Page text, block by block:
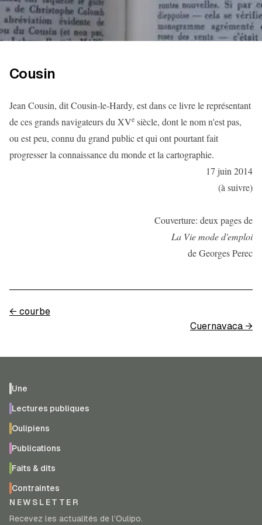
Cousin
Jean Cousin, dit Cousin-le-Hardy, est dans ce livre le représentant
de ces grands navigateurs du XVe siècle, dont le nom n'est pas,
ou est peu, connu du grand public et qui ont pourtant fait
progresser la connaissance du monde et la cartographie.
17 juin 2014
(à suivre)
Couverture: deux pages de
La Vie mode d'emploi
de Georges Perec
← courbe
Cuernavaca →
Une
Lectures publiques
Oulipiens
Publications
Faits & dits
Contraintes
NEWSLETTER
Recevez les actualités de l’Oulipo.